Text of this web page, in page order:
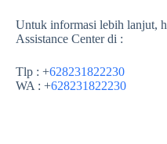
Untuk informasi lebih lanjut,
Assistance Center di :
Tlp : +628231822230
WA : +628231822230